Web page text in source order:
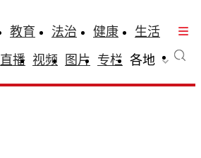
教育 法治 健康
生活
直播 视频 图片 专栏 各地